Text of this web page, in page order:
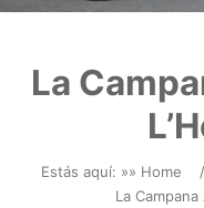
La
Estás aquí: »» Home /
La